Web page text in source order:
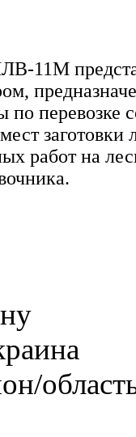
11М
по перевозке
заготовки
работ на